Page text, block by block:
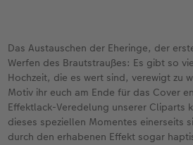
Das Austauschen der Eheringe, der
Werfen des Brautstraußes: Es gibt so
Hochzeit, die es wert sind, verewigt zu
Motiv ihr euch am Ende für das Cover
Effektlack-Veredelung unserer Cliparts
dieses speziellen Momentes einerseits
durch den erhabenen Effekt sogar